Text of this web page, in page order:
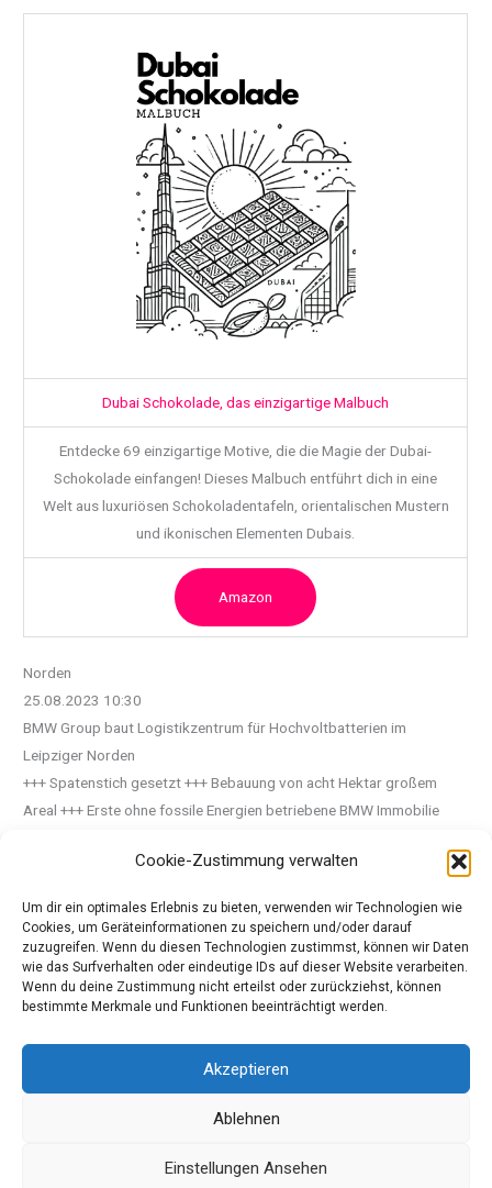
Cookie-Zustimmung verwalten
Um dir ein optimales Erlebnis zu bieten, verwenden wir Technologien wie
Cookies, um Geräteinformationen zu speichern und/oder darauf
zuzugreifen. Wenn du diesen Technologien zustimmst, können wir Daten
wie das Surfverhalten oder eindeutige IDs auf dieser Website verarbeiten.
Wenn du deine Zustimmung nicht erteilst oder zurückziehst, können
bestimmte Merkmale und Funktionen beeinträchtigt werden.
Akzeptieren
Ablehnen
Einstellungen Ansehen
Dubai Schokolade, das einzigartige Malbuch
Entdecke 69 einzigartige Motive, die die Magie der Dubai-
Schokolade einfangen! Dieses Malbuch entführt dich in eine
Welt aus luxuriösen Schokoladentafeln, orientalischen Mustern
und ikonischen Elementen Dubais.
Amazon
Norden
25.08.2023 10:30
BMW Group baut Logistikzentrum für Hochvoltbatterien im
Leipziger Norden
+++ Spatenstich gesetzt +++ Bebauung von acht Hektar großem
Areal +++ Erste ohne fossile Energien betriebene BMW Immobilie
Quelle: Pressemeldung BMW Group
←Vorheriger Beitrag Nächster Beitrag
Datenschutzerklärung und Cookie-Richtlinie